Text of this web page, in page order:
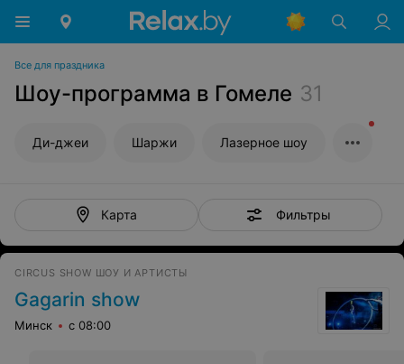
Все для праздника
Шоу-программа в Гомеле 31
Ди-джеи Шаржи Лазерное шоу
Карта Фильтры
CIRCUS SHOW ШОУ И АРТИСТЫ
Gagarin show
Минск с 08:00